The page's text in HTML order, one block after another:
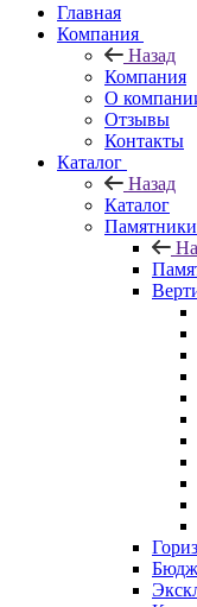
Главная
Компания
Назад
Компания
О
Отзывы
Контакты
Каталог
Назад
Каталог
Памятники